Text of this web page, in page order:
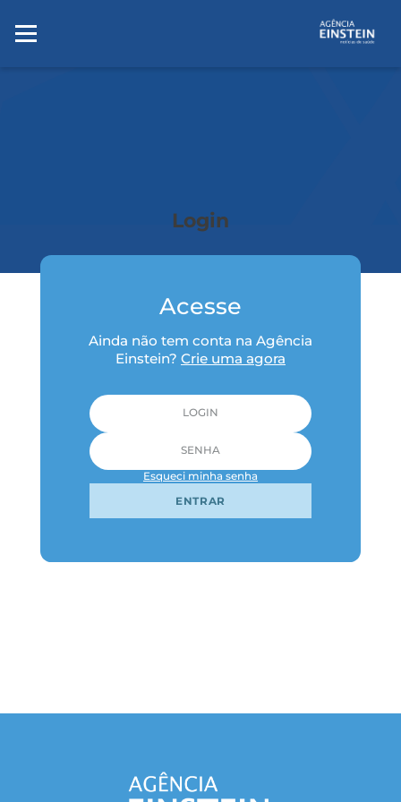
Login
Acesse
Ainda não tem conta na Agência
Einstein? Crie uma agora
Esqueci minha senha
ENTRAR